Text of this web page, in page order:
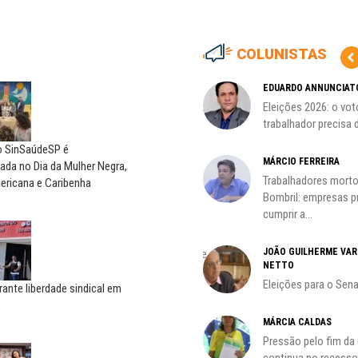
é
no Dia da Mulher Negra,
e Caribenha
liberdade sindical em
COLUNISTAS
A luta continua: agora o foco é
CARLOS LOPES
O resgate do nosso Estado
A geopolítica nas eleições de
EDUARDO
Eleições 2026: o
trabalhador precisa
MÁRCIO FERREIRA
Trabalhadores
Bombril: empresas
cumprir a...
JOÃO GUILHERME
NETTO
Eleições para o
MÁRCIA CALDAS
Pressão pelo fim da